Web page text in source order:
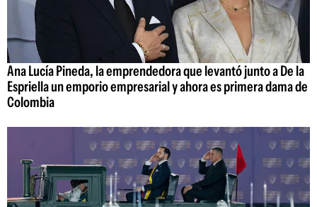
Ana Lucía Pineda, la emprendedora que levantó junto a De la
Espriella un emporio empresarial y ahora es primera dama de
Colombia